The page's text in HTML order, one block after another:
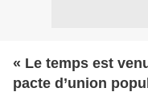
« Le temps est
pacte d’union